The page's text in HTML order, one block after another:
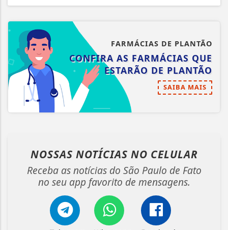
FARMÁCIAS DE PLANTÃO
CONFIRA AS FARMÁCIAS QUE
ESTARÃO DE PLANTÃO
SAIBA MAIS
NOSSAS NOTÍCIAS NO CELULAR
Receba as notícias do São Paulo de Fato
no seu app favorito de mensagens.